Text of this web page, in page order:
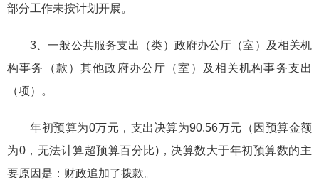
部分工作未按计划开展。
3、一般公共服务支出（类）政府办公厅（室）及相关机
构事务（款）其他政府办公厅（室）及相关机构事务支出
（项）。
年初预算为0万元，支出决算为90.56万元（因预算金额
为0，无法计算超预算百分比)，决算数大于年初预算数的主
要原因是：财政追加了拨款。